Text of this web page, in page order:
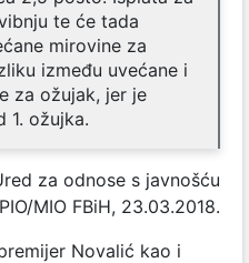
te će tada
mirovine za
između uvećane i
za ožujak, jer je
1. ožujka.
za odnose s javnošću
MIO FBiH, 23.03.2018.
Novalić kao i